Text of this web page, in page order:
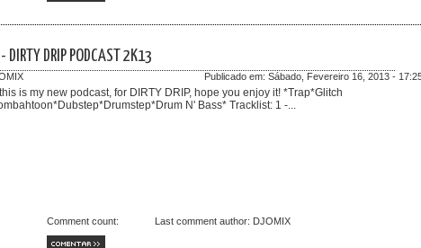
DIRTY DRIP PODCAST 2K13
Publicado em: Sábado, Fevereiro 16, 2013 -
is my new podcast, for DIRTY DRIP, hope you enjoy it! *Trap*Glitch
N' Bass* Tracklist: 1 -...
Comment count: Last comment author: DJOMIX
COMENTAR >>